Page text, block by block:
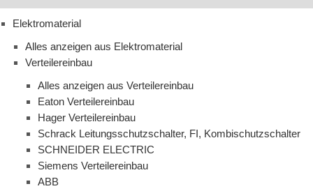
Elektromaterial
Alles anzeigen aus Elektromaterial
Verteilereinbau
Alles anzeigen aus Verteilereinbau
Eaton Verteilereinbau
Hager Verteilereinbau
Schrack Leitungsschutzschalter, FI, Kombischutzschalter
SCHNEIDER ELECTRIC
Siemens Verteilereinbau
ABB